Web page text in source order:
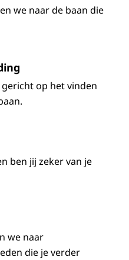
we naar de baan die
op het vinden
ben jij zeker van je
we naar
die je verder